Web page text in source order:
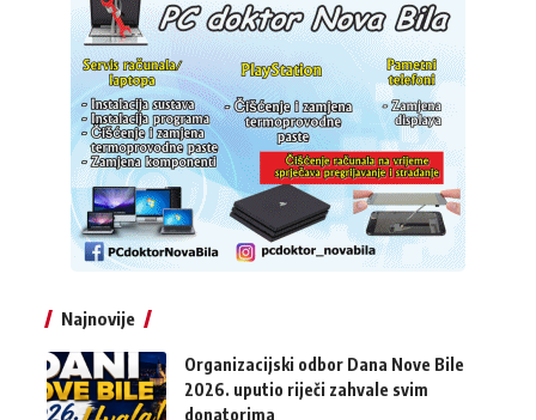
Najnovije
Organizacijski odbor Dana Nove Bile
2026. uputio riječi zahvale svim
donatorima